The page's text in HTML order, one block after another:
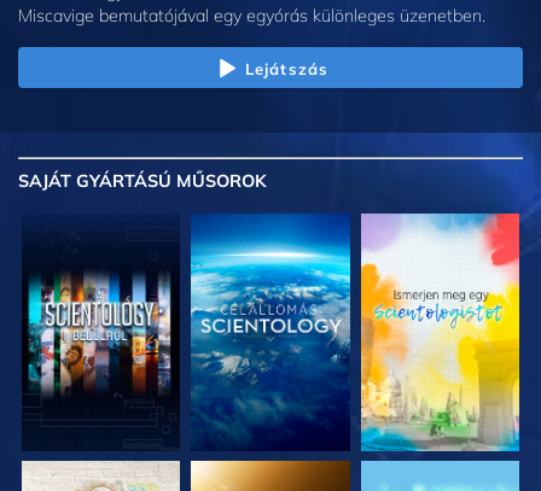
Miscavige bemutatójával egy egyórás különleges üzenetben.
Lejátszás
SAJÁT GYÁRTÁSÚ MŰSOROK